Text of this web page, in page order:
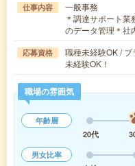
仕事内容
一般事務
＊調達サポート
のデータ管理＊
応募資格
職種未経験OK /
未経験OK！
職場の雰囲気
年齢層
20代
男女比率